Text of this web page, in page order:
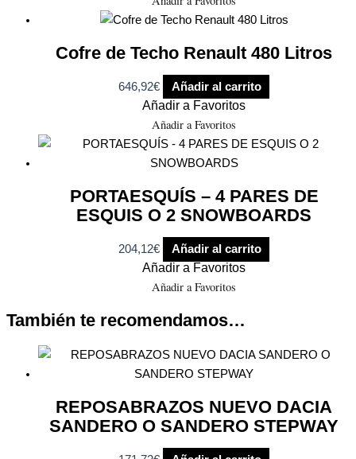
Cofre de Techo Renault 480 Litros
646,92€ Añadir al carrito
Añadir a Favoritos
Añadir a Favoritos
PORTAESQUÍS – 4 PARES DE
ESQUIS O 2 SNOWBOARDS
204,12€ Añadir al carrito
Añadir a Favoritos
Añadir a Favoritos
También te recomendamos…
REPOSABRAZOS NUEVO DACIA
SANDERO O SANDERO STEPWAY